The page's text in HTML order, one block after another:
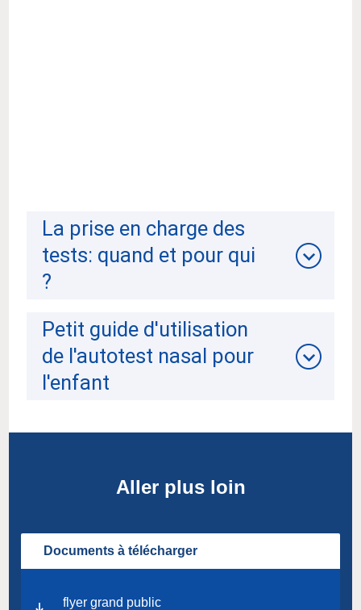
La prise en charge des
tests: quand et pour qui
?
Petit guide d'utilisation
de l'autotest nasal pour
l'enfant
Aller plus loin
Documents à télécharger
flyer grand public